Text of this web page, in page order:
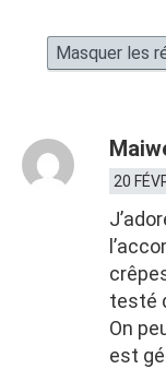
Masquer les
20
testé
On
est